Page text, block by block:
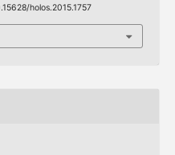
holos.2015.1757